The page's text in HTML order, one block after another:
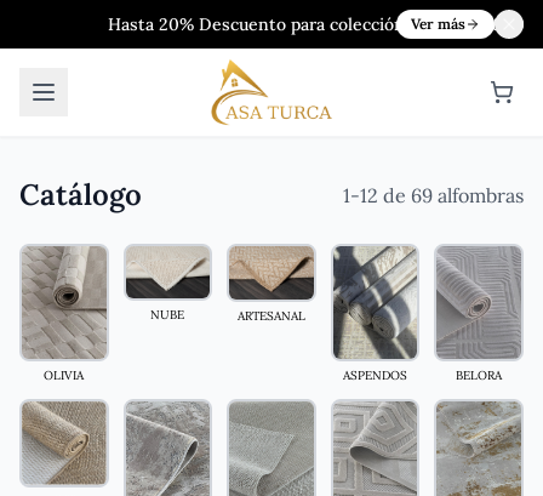
Hasta 20% Descuento para colecciónes de 2024&2025
Ver más
Catálogo 1-12 de 69 alfombras
OLIVIA
NUBE ARTESANAL
ASPENDOS BELORA